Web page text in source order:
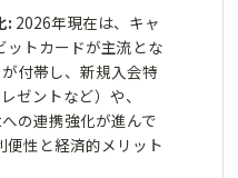
: 2026年現在は、キャ
ットカードが主流とな
付帯し、新規入会特
ゼントなど）や、
の連携強化が進んで
性と経済的メリット